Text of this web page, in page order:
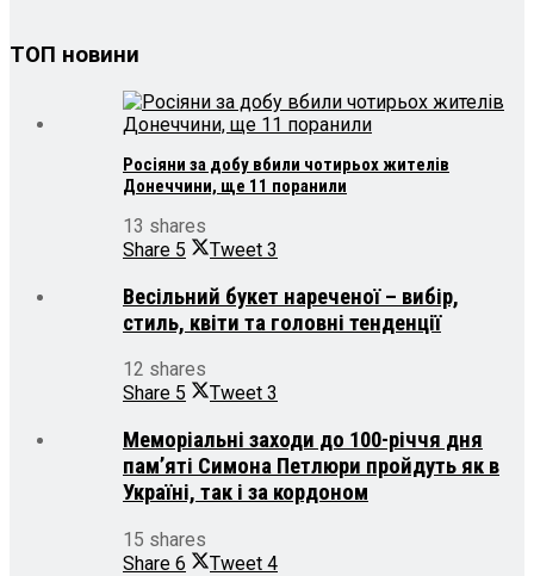
ТОП новини
Росіяни за добу вбили чотирьох жителів
Донеччини, ще 11 поранили
13 shares
Share 5 Tweet 3
Весільний букет нареченої – вибір,
стиль, квіти та головні тенденції
12 shares
Share 5 Tweet 3
Меморіальні заходи до 100-річчя дня
пам’яті Симона Петлюри пройдуть як в
Україні, так і за кордоном
15 shares
Share 6 Tweet 4